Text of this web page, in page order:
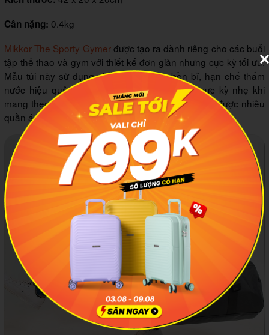
Cân nặng: 0.4kg
Mikkor The Sporty Gymerđược tạo ra dành riêng cho các buổi
tập thể thao và gym với thiết kế đơn giản nhưng cực kỳ tối ưu.
Mẫu túi này sử dụng chất liệu Kodura bền bỉ, hạn chế thấm
nước hiệu quả và có trọng lượng chỉ 0.4kg, cực kỳ nhẹ khi
mang theo hằng ngày. Ngăn chính rộng rãi chứa được nhiều
quần áo, khăn và phụ kiện tập luyện.